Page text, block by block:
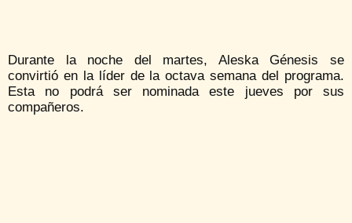
Durante la noche del martes, Aleska Génesis se
convirtió en la líder de la octava semana del programa.
Esta no podrá ser nominada este jueves por sus
compañeros.